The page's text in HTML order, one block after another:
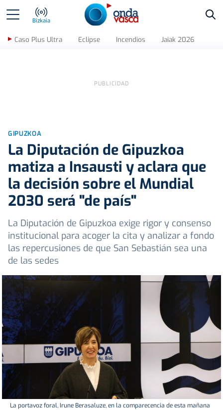
Bizkaia
Caso Plus Ultra Eclipse Incendios Jaiak 2026
GIPUZKOA
La Diputación de Gipuzkoa
matiza a Insausti y aclara que
la decisión sobre el Mundial
2030 será "de país"
La Diputación de Gipuzkoa exige rigor y consenso
institucional para acoger la cita y analizar a fondo
las repercusiones de que San Sebastián sea una
de las sedes
La portavoz foral, Irune Berasaluze, en la comparecencia de esta mañana